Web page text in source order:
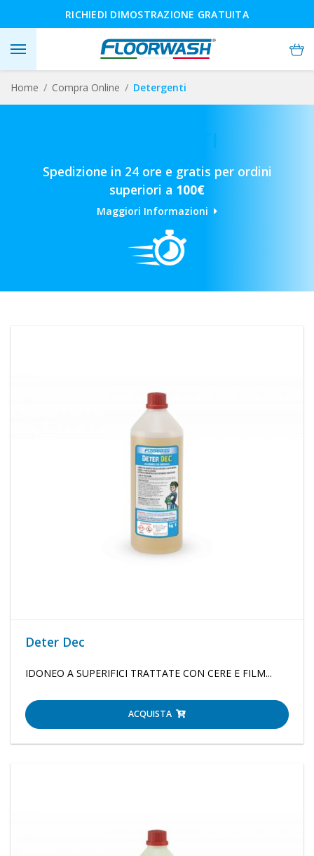
RICHIEDI DIMOSTRAZIONE GRATUITA
Home Compra Online Detergenti
Spedizione in 24 ore e gratis per ordini
superiori a 100€
Maggiori Informazioni
Deter Dec
IDONEO A SUPERIFICI TRATTATE CON CERE E FILM...
ACQUISTA